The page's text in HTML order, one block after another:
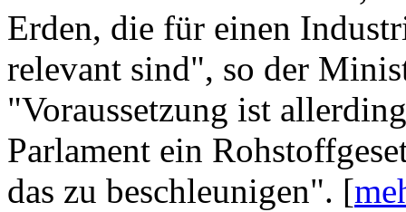
Erden, die für einen
relevant sind", so der
"Voraussetzung ist
Parlament ein
das zu beschleunigen". [